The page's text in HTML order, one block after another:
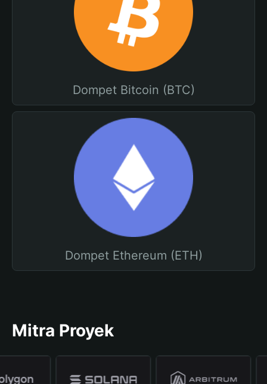
Dompet Bitcoin (BTC)
Dompet Ethereum (ETH)
Mitra Proyek